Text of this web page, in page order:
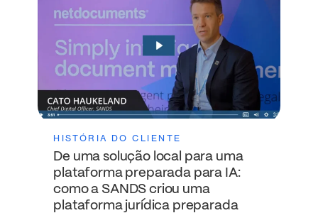
HISTÓRIA DO CLIENTE
De uma solução local para uma
plataforma preparada para IA:
como a SANDS criou uma
plataforma jurídica preparada